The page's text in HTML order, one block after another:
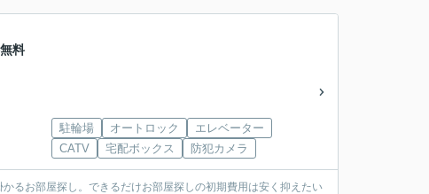
料
駐輪場 オートロック
エレベーター
CATV
宅配ボックス 防犯カメラ
るお部屋探し。できるだけお部屋探しの初期費用は安く抑えたい